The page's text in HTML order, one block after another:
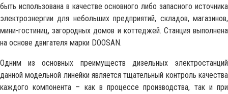
быть использована в качестве основного либо запасного источника
электроэнергии для небольших предприятий, складов, магазинов,
мини-гостиниц, загородных домов и коттеджей. Станция выполнена
на основе двигателя марки DOOSAN.
Одним из основных преимуществ дизельных электростанций
данной модельной линейки является тщательный контроль качества
каждого компонента – как в процессе производства, так и при